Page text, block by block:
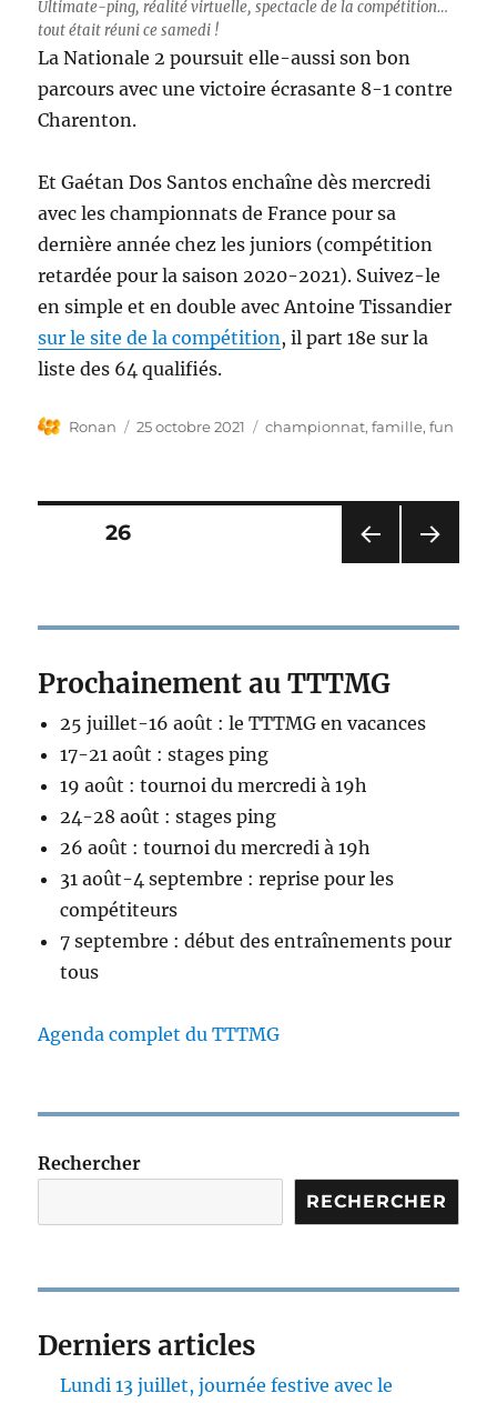
Ultimate-ping, réalité virtuelle, spectacle de la compétition…
tout était réuni ce samedi !
La Nationale 2 poursuit elle-aussi son bon
parcours avec une victoire écrasante 8-1 contre
Charenton.
Et Gaétan Dos Santos enchaîne dès mercredi
avec les championnats de France pour sa
dernière année chez les juniors (compétition
retardée pour la saison 2020-2021). Suivez-le
en simple et en double avec Antoine Tissandier
sur le site de la compétition , il part 18e sur la
liste des 64 qualifiés.
Auteur
Ronan
Publié
25 octobre 2021 Étiquettes
championnat,famille,fun
Pagination
publications
CÉD
E
PAGE26
ANT
Prochainement au TTTMG
25 juillet-16 août : le TTTMG en vacances
17-21 août : stages ping
19 août : tournoi du mercredi à 19h
24-28 août : stages ping
26 août : tournoi du mercredi à 19h
31 août-4 septembre : reprise pour les
compétiteurs
7 septembre : début des entraînements pour
tous
Agenda complet du TTTMG
Rechercher
RECHERCHER
Derniers articles
Lundi 13 juillet, journée festive avec le